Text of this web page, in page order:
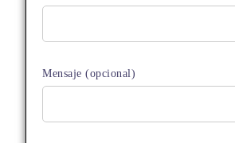
Mensaje (opcional)